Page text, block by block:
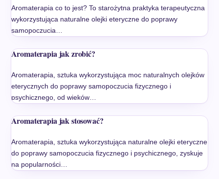
Aromaterapia co to jest? To starożytna praktyka terapeutyczna
wykorzystująca naturalne olejki eteryczne do poprawy
samopoczucia…
Aromaterapia jak zrobić?
Aromaterapia, sztuka wykorzystująca moc naturalnych olejków
eterycznych do poprawy samopoczucia fizycznego i
psychicznego, od wieków…
Aromaterapia jak stosować?
Aromaterapia, sztuka wykorzystująca naturalne olejki eteryczne
do poprawy samopoczucia fizycznego i psychicznego, zyskuje
na popularności…